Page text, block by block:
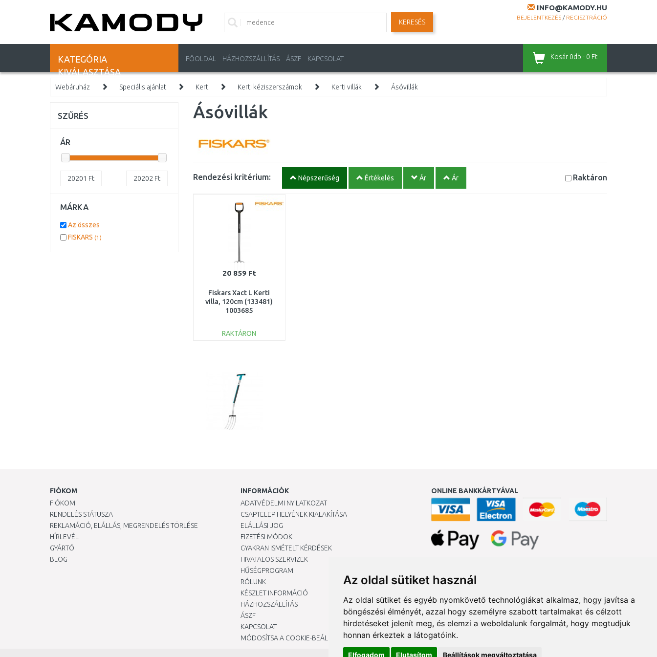
Az oldal sütiket használ
Az oldal sütiket és egyéb nyomkövető technológiákat alkalmaz, hogy javítsa a
böngészési élményét, azzal hogy személyre szabott tartalmakat és célzott
hirdetéseket jelenít meg, és elemzi a weboldalunk forgalmát, hogy megtudjuk
honnan érkeztek a látogatóink.
Elfogadom Elutasítom Beállítások megváltoztatása
INFO@KAMODY.HU
BEJELENTKEZÉS / REGISZTRÁCIÓ
KERESÉS
KATEGÓRIA
KIVÁLASZTÁSA
FŐOLDAL HÁZHOZSZÁLLÍTÁS ÁSZF KAPCSOLAT Kosár 0db - 0 Ft
Webáruház Speciális ajánlat Kert Kerti kéziszerszámok Kerti villák Ásóvillák
Ásóvillák
Rendezési kritérium: Népszerűség Értékelés Ár Ár Raktáron
20 859 Ft
Fiskars Xact L Kerti
villa, 120cm (133481)
1003685
RAKTÁRON
SZŰRÉS
ÁR
20201 Ft 20202 Ft
MÁRKA
Az összes
FISKARS (1)
FIÓKOM
FIÓKOM
RENDELÉS STÁTUSZA
REKLAMÁCIÓ, ELÁLLÁS, MEGRENDELÉS TÖRLÉSE
HÍRLEVÉL
GYÁRTÓ
BLOG
INFORMÁCIÓK
ADATVÉDELMI NYILATKOZAT
CSAPTELEP HELYÉNEK KIALAKÍTÁSA
ELÁLLÁSI JOG
FIZETÉSI MÓDOK
GYAKRAN ISMÉTELT KÉRDÉSEK
HIVATALOS SZERVIZEK
HŰSÉGPROGRAM
RÓLUNK
KÉSZLET INFORMÁCIÓ
HÁZHOZSZÁLLÍTÁS
ÁSZF
KAPCSOLAT
MÓDOSÍTSA A COOKIE-BEÁLLÍTÁSAIMAT
ONLINE BANKKÁRTYÁVAL